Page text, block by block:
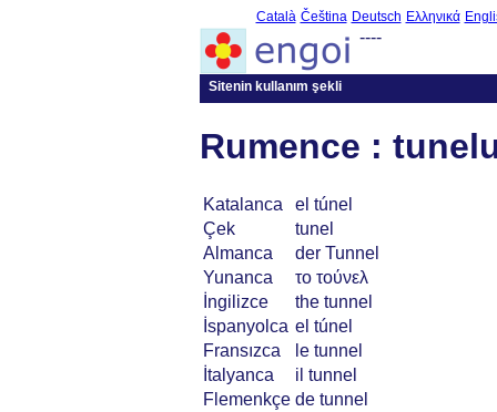
Català Čeština Deutsch Ελληνικά
----
Sitenin kullanım şekli
Rumence :
Katalanca
el túnel
Çek
tunel
Almanca
der Tunnel
Yunanca
το τούνελ
İngilizce
the tunnel
İspanyolca el túnel
Fransızca
le tunnel
İtalyanca
il tunnel
Flemenkçe de tunnel